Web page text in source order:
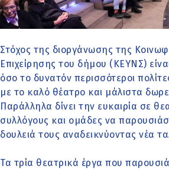
Στόχος της διοργάνωσης της
Επιχείρησης του δήμου (ΚΕΥΝΣ)
όσο το δυνατόν περισσότεροι
με το καλό θέατρο και μάλιστα
Παράλληλα δίνει την ευκαιρία σε
συλλόγους και ομάδες να
δουλειά τους αναδεικνύοντας νέα
Τα τρία θεατρικά έργα που